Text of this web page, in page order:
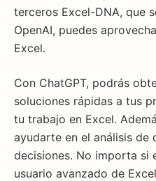
terceros Excel-DNA, que
OpenAI, puedes
Excel.
Con ChatGPT, podrás
soluciones rápidas a tus
tu trabajo en Excel.
ayudarte en el análisis
decisiones. No importa si
usuario avanzado de